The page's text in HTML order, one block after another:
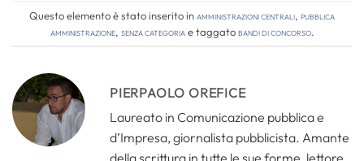
Questo elemento è stato inserito in Amministrazioni Centrali, Pubblica
amministrazione, Senza categoriae taggatobandi di concorso.
PIERPAOLO OREFICE
Laureato in Comunicazione pubblica e
d’Impresa, giornalista pubblicista. Amante